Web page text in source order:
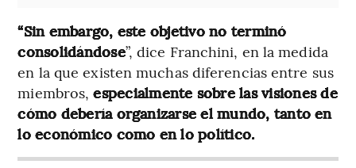
“Sin embargo, este objetivo no terminó
consolidándose”, dice Franchini, en la medida
en la que existen muchas diferencias entre sus
miembros,especialmente sobre las visiones de
cómo debería organizarse el mundo, tanto en
lo económico como en lo político.